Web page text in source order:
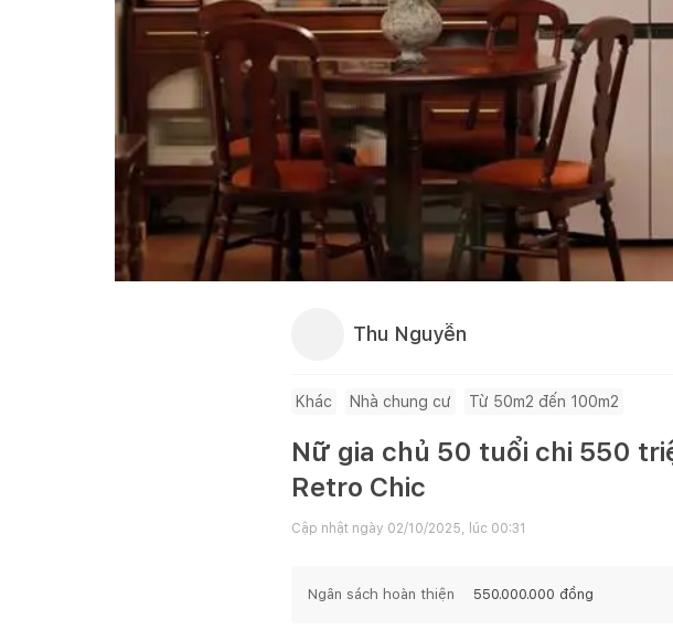
Thu Nguyễn
Khác Nhà chung cư Từ 50m2 đến 100m2
Nữ gia chủ 50 tuổi chi 550
Retro Chic
Cập nhật ngày 02/10/2025, lúc 00:31
Ngân sách hoàn thiện 550.000.000 đồng